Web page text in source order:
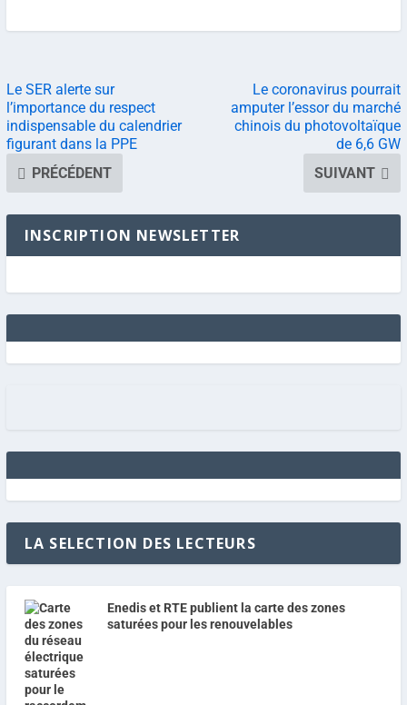
Le SER alerte sur
l’importance du respect
indispensable du calendrier
figurant dans la PPE
PRÉCÉDENT
Le coronavirus pourrait
amputer l’essor du marché
chinois du photovoltaïque
de 6,6 GW
SUIVANT
INSCRIPTION NEWSLETTER
LA SELECTION DES LECTEURS
Enedis et RTE publient la carte des zones
saturées pour les renouvelables